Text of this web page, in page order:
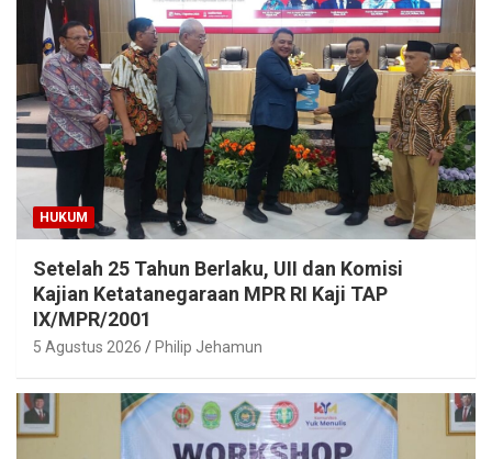
HUKUM
Setelah 25 Tahun Berlaku, UII dan Komisi
Kajian Ketatanegaraan MPR RI Kaji TAP
IX/MPR/2001
5 Agustus 2026 Philip Jehamun